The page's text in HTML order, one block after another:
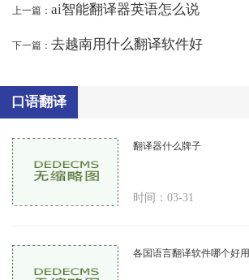
上一篇： ai智能翻译器英语怎么说
下一篇： 去越南用什么翻译软件好
口语翻译
翻译器什么牌子
时间：03-31
各国语言翻译软件哪个好用